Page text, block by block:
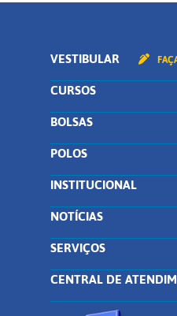
VESTIBULAR
CURSOS
BOLSAS
POLOS
INSTITUCIONAL
NOTÍCIAS
SERVIÇOS
CENTRAL DE